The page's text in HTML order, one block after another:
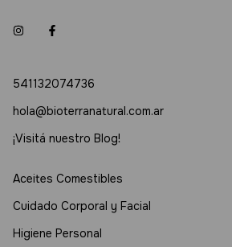
541132074736
hola@bioterranatural.com.ar
¡Visitá nuestro Blog!
Aceites Comestibles
Cuidado Corporal y Facial
Higiene Personal